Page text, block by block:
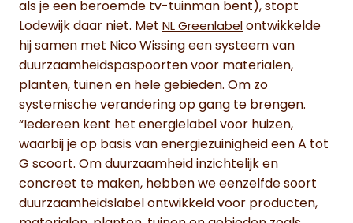
als je een beroemde tv-tuinman bent), stopt
Lodewijk daar niet. Met NL Greenlabel ontwikkelde
hij samen met Nico Wissing een systeem van
duurzaamheidspaspoorten voor materialen,
planten, tuinen en hele gebieden. Om zo
systemische verandering op gang te brengen.
“Iedereen kent het energielabel voor huizen,
waarbij je op basis van energiezuinigheid een A tot
G scoort. Om duurzaamheid inzichtelijk en
concreet te maken, hebben we eenzelfde soort
duurzaamheidslabel ontwikkeld voor producten,